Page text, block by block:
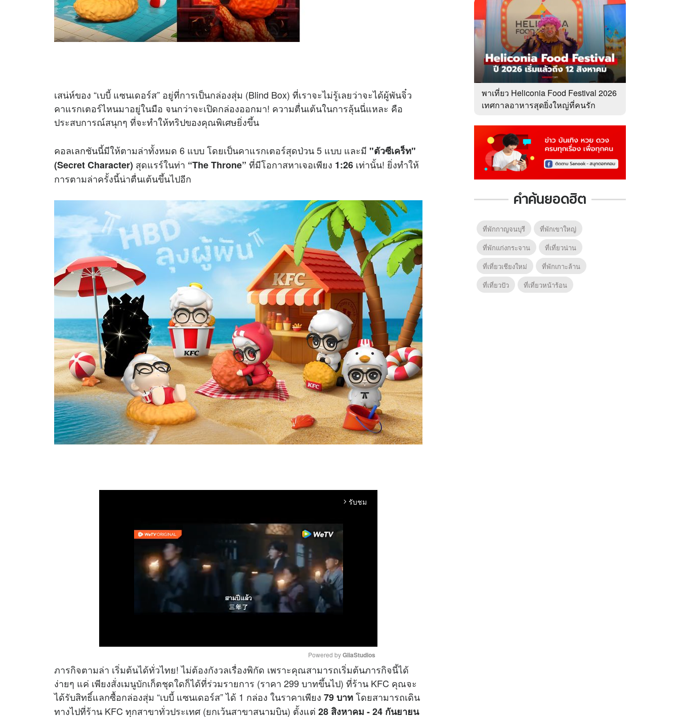
เสน่ห์ของ “เบบี้ แซนเดอร์ส” อยู่ที่การเป็นกล่องสุ่ม (Blind Box) ที่เราจะไม่รู้เลยว่าจะได้ผู้พันจิ๋ว
คาแรกเตอร์ไหนมาอยู่ในมือ จนกว่าจะเปิดกล่องออกมา! ความตื่นเต้นในการลุ้นนี่แหละ คือ
ประสบการณ์สนุกๆ ที่จะทำให้ทริปของคุณพิเศษยิ่งขึ้น
คอลเลกชันนี้มีให้ตามล่าทั้งหมด 6 แบบ โดยเป็นคาแรกเตอร์สุดป่วน 5 แบบ และมี "ตัวซีเคร็ท"
(Secret Character) สุดแรร์ในท่า “The Throne” ที่มีโอกาสหาเจอเพียง 1:26 เท่านั้น! ยิ่งทำให้
การตามล่าครั้งนี้น่าตื่นเต้นขึ้นไปอีก
arrow_forward_ios รับชม
M
u
t
Powered by GliaStudios
ภารกิจตามล่า เริ่มต้นได้ทั่วไทย! ไม่ต้องกังวลเรื่องพิกัด เพราะคุณสามารถเริ่มต้นภารกิจนี้ได้
ง่ายๆ แค่ เพียงสั่งเมนูบักเก็ตชุดใดก็ได้ที่ร่วมรายการ (ราคา 299 บาทขึ้นไป) ที่ร้าน KFC คุณจะ
ได้รับสิทธิ์แลกซื้อกล่องสุ่ม “เบบี้ แซนเดอร์ส” ได้ 1 กล่อง ในราคาเพียง 79 บาทโดยสามารถเดิน
ทางไปที่ร้าน KFC ทุกสาขาทั่วประเทศ (ยกเว้นสาขาสนามบิน) ตั้งแต่ 28 สิงหาคม - 24 กันยายน
พาเที่ยว Heliconia Food Festival 2026
เทศกาลอาหารสุดยิ่งใหญ่ที่คนรัก
คำค้นยอดฮิต
ที่พักกาญจนบุรี
ที่พักเขาใหญ่
ที่พักแก่งกระจาน
ที่เที่ยวน่าน
ที่เที่ยวเชียงใหม่
ที่พักเกาะล้าน
ที่เที่ยวปัว
ที่เที่ยวหน้าร้อน